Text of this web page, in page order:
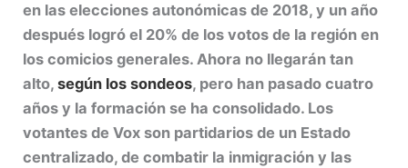
en las elecciones autonómicas de 2018, y un año
después logró el 20% de los votos de la región en
los comicios generales. Ahora no llegarán tan
alto,según los sondeos, pero han pasado cuatro
años y la formación se ha consolidado. Los
votantes de Vox son partidarios de un Estado
centralizado, de combatir la inmigración y las